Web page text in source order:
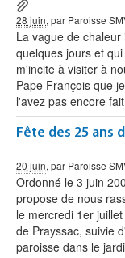
28 juin, par Paroisse
La vague de
quelques jours et
m'incite à visiter à
Pape François que
l'avez pas encore
Fête des 25 ans
20 juin, par Paroisse
Ordonné le 3 juin
propose de nous
le mercredi 1er
de Prayssac, suivie
paroisse dans le